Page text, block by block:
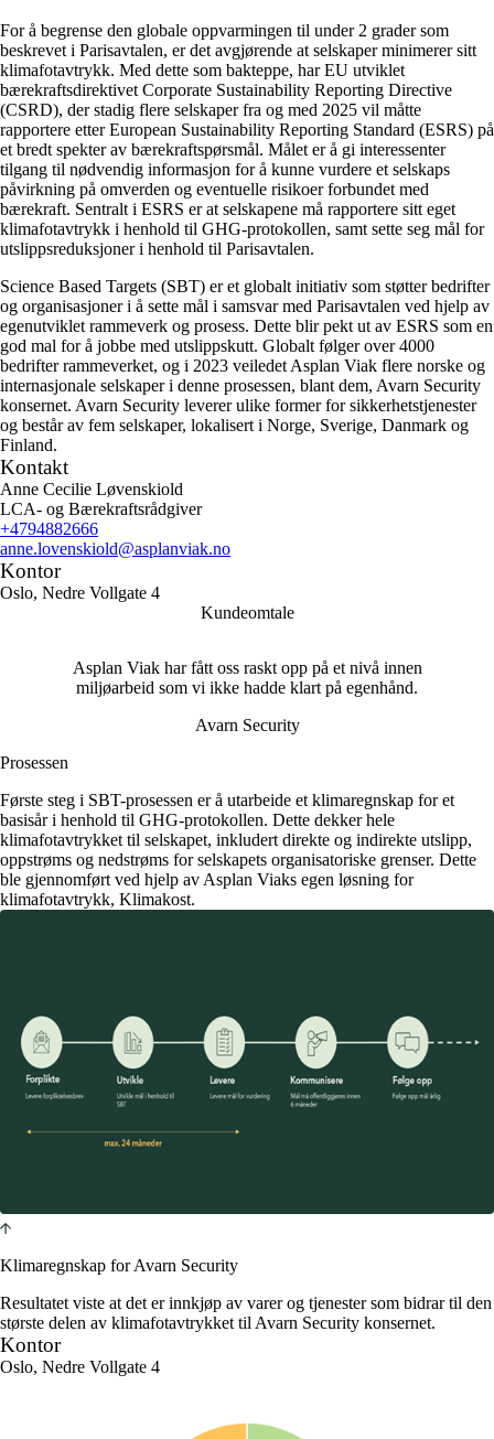
For å begrense den globale oppvarmingen til under 2 grader som
beskrevet i Parisavtalen, er det avgjørende at selskaper minimerer sitt
klimafotavtrykk. Med dette som bakteppe, har EU utviklet
bærekraftsdirektivet Corporate Sustainability Reporting Directive
(CSRD), der stadig flere selskaper fra og med 2025 vil måtte
rapportere etter European Sustainability Reporting Standard (ESRS) på
et bredt spekter av bærekraftspørsmål. Målet er å gi interessenter
tilgang til nødvendig informasjon for å kunne vurdere et selskaps
påvirkning på omverden og eventuelle risikoer forbundet med
bærekraft. Sentralt i ESRS er at selskapene må rapportere sitt eget
klimafotavtrykk i henhold til GHG-protokollen, samt sette seg mål for
utslippsreduksjoner i henhold til Parisavtalen.
Science Based Targets (SBT) er et globalt initiativ som støtter bedrifter
og organisasjoner i å sette mål i samsvar med Parisavtalen ved hjelp av
egenutviklet rammeverk og prosess. Dette blir pekt ut av ESRS som en
god mal for å jobbe med utslippskutt. Globalt følger over 4000
bedrifter rammeverket, og i 2023 veiledet Asplan Viak flere norske og
internasjonale selskaper i denne prosessen, blant dem, Avarn Security
konsernet. Avarn Security leverer ulike former for sikkerhetstjenester
og består av fem selskaper, lokalisert i Norge, Sverige, Danmark og
Finland.
Kontakt
Anne Cecilie Løvenskiold
LCA- og Bærekraftsrådgiver
+4794882666
anne.lovenskiold@asplanviak.no
Kontor
Oslo, Nedre Vollgate 4
Kundeomtale
Asplan Viak har fått oss raskt opp på et nivå innen
miljøarbeid som vi ikke hadde klart på egenhånd.
Avarn Security
Prosessen
Første steg i SBT-prosessen er å utarbeide et klimaregnskap for et
basisår i henhold til GHG-protokollen. Dette dekker hele
klimafotavtrykket til selskapet, inkludert direkte og indirekte utslipp,
oppstrøms og nedstrøms for selskapets organisatoriske grenser. Dette
ble gjennomført ved hjelp av Asplan Viaks egen løsning for
klimafotavtrykk, Klimakost.
Klimaregnskap for Avarn Security
Resultatet viste at det er innkjøp av varer og tjenester som bidrar til den
største delen av klimafotavtrykket til Avarn Security konsernet.
Kontor
Oslo, Nedre Vollgate 4